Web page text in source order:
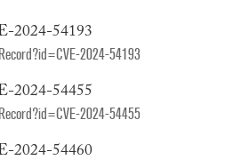
2024-54193
2024-54193
2024-54455
2024-54455
2024-54460